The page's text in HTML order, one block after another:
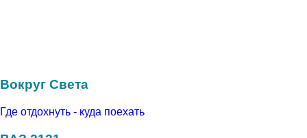
Вокруг Света
Где отдохнуть - куда поехать